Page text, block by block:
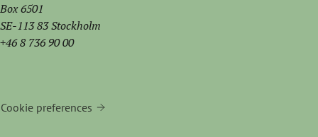
Box 6501
SE-113 83 Stockholm
+46 8 736 90 00
Cookie preferences